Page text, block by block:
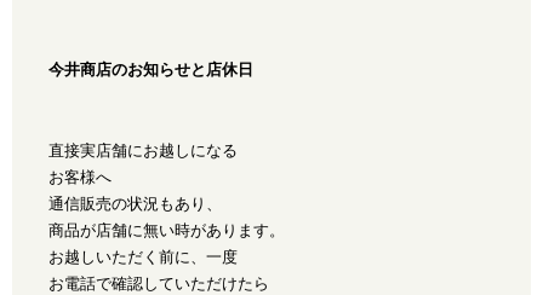
今井商店のお知らせと店休日
直接実店舗にお越しになる
お客様へ
通信販売の状況もあり、
商品が店舗に無い時があります。
お越しいただく前に、一度
お電話で確認していただけたら